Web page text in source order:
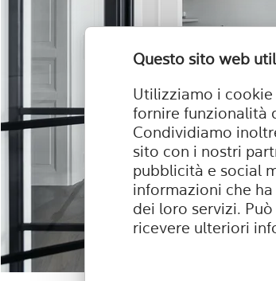
Questo sito web
Utilizziamo i
fornire funzionalità
Condividiamo
sito con i nostri
pubblicità e social
informazioni che
dei loro servizi.
ricevere ulteriori